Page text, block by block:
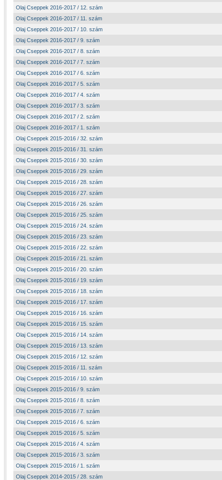
Olaj Cseppek 2016-2017 / 12. szám
Olaj Cseppek 2016-2017 / 11. szám
Olaj Cseppek 2016-2017 / 10. szám
Olaj Cseppek 2016-2017 / 9. szám
Olaj Cseppek 2016-2017 / 8. szám
Olaj Cseppek 2016-2017 / 7. szám
Olaj Cseppek 2016-2017 / 6. szám
Olaj Cseppek 2016-2017 / 5. szám
Olaj Cseppek 2016-2017 / 4. szám
Olaj Cseppek 2016-2017 / 3. szám
Olaj Cseppek 2016-2017 / 2. szám
Olaj Cseppek 2016-2017 / 1. szám
Olaj Cseppek 2015-2016 / 32. szám
Olaj Cseppek 2015-2016 / 31. szám
Olaj Cseppek 2015-2016 / 30. szám
Olaj Cseppek 2015-2016 / 29. szám
Olaj Cseppek 2015-2016 / 28. szám
Olaj Cseppek 2015-2016 / 27. szám
Olaj Cseppek 2015-2016 / 26. szám
Olaj Cseppek 2015-2016 / 25. szám
Olaj Cseppek 2015-2016 / 24. szám
Olaj Cseppek 2015-2016 / 23. szám
Olaj Cseppek 2015-2016 / 22. szám
Olaj Cseppek 2015-2016 / 21. szám
Olaj Cseppek 2015-2016 / 20. szám
Olaj Cseppek 2015-2016 / 19. szám
Olaj Cseppek 2015-2016 / 18. szám
Olaj Cseppek 2015-2016 / 17. szám
Olaj Cseppek 2015-2016 / 16. szám
Olaj Cseppek 2015-2016 / 15. szám
Olaj Cseppek 2015-2016 / 14. szám
Olaj Cseppek 2015-2016 / 13. szám
Olaj Cseppek 2015-2016 / 12. szám
Olaj Cseppek 2015-2016 / 11. szám
Olaj Cseppek 2015-2016 / 10. szám
Olaj Cseppek 2015-2016 / 9. szám
Olaj Cseppek 2015-2016 / 8. szám
Olaj Cseppek 2015-2016 / 7. szám
Olaj Cseppek 2015-2016 / 6. szám
Olaj Cseppek 2015-2016 / 5. szám
Olaj Cseppek 2015-2016 / 4. szám
Olaj Cseppek 2015-2016 / 3. szám
Olaj Cseppek 2015-2016 / 1. szám
Olaj Cseppek 2014-2015 / 28. szám